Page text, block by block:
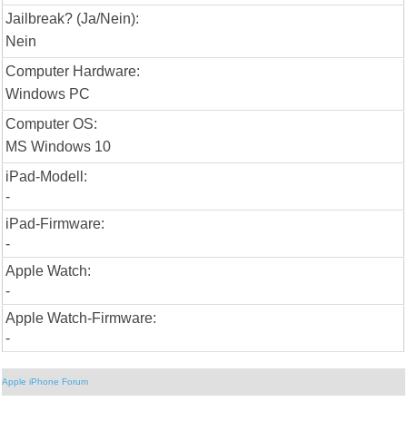
Jailbreak? (Ja/Nein):
Nein
Computer Hardware:
Windows PC
Computer OS:
MS Windows 10
iPad-Modell:
-
iPad-Firmware:
-
Apple Watch:
-
Apple Watch-Firmware:
-
Apple iPhone Forum